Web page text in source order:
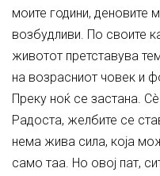
моите години, деновите
возбудливи. По своите
животот претставува
на возрасниот човек и
Преку ноќ се застана.
Радоста, желбите се
нема жива сила, која
само таа. Но овој пат,